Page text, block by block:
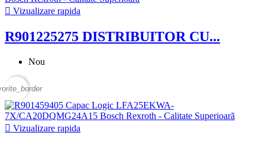
 Vizualizare rapida
R901225275 DISTRIBUITOR CU...
Nou
 Vizualizare rapida